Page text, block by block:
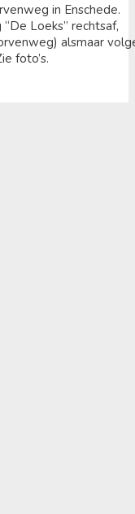
in Enschede.
Loeks” rechtsaf,
alsmaar
foto’s.